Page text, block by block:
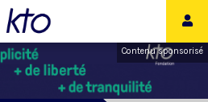
Contenu sponsorisé